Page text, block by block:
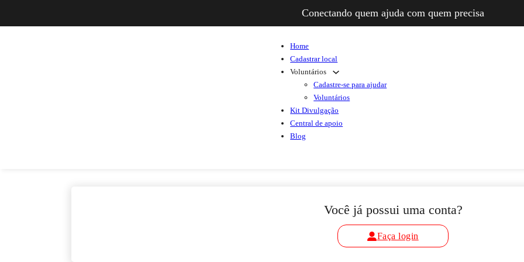
Conectando quem ajuda com quem precisa
Home
Cadastrar local
Voluntários
Cadastre-se para ajudar
Voluntários
Kit Divulgação
Central de apoio
Blog
Você já possui uma conta?
Faça login